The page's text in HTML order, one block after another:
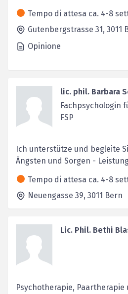
Tempo di attesa ca. 4-8
Gutenbergstrasse 31, 3011
Opinione
lic. phil. Barbara
Fachpsychologin
FSP
Ich unterstütze und begleite
Ängsten und Sorgen -
Tempo di attesa ca. 4-8
Neuengasse 39, 3011 Bern
Lic. Phil. Bethi
Psychotherapie, Paartherapie